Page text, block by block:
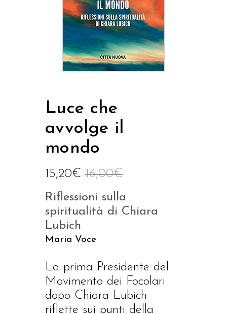
Luce che
avvolge il
mondo
16,00€
15,20€
Riflessioni sulla
spiritualità di Chiara
Lubich
Maria Voce
La prima Presidente del
Movimento dei Focolari
dopo Chiara Lubich
riflette sui punti della